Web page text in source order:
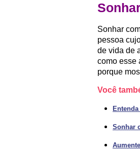
Sonhar
pessoa
de vida de
como esse
porque
Você
Sonhar